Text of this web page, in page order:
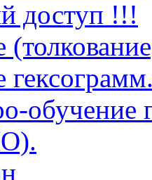
доступ !!!
обучение